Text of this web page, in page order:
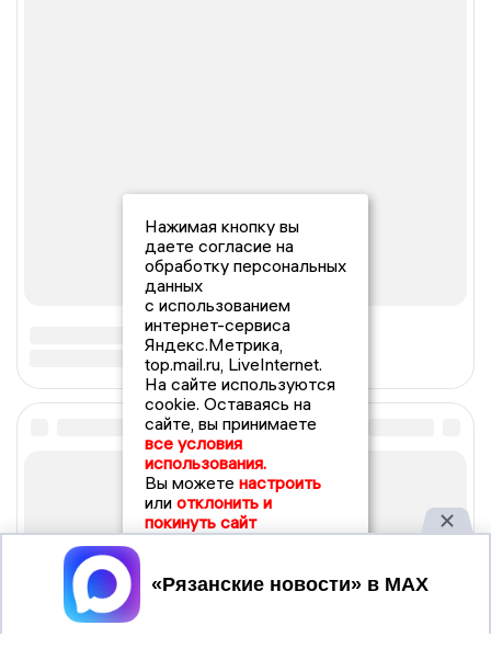
Нажимая кнопку вы
даете согласие на
обработку персональных
данных
с использованием
интернет-сервиса
Яндекс.Метрика,
top.mail.ru, LiveInternet.
На сайте используются
cookie. Оставаясь на
сайте, вы принимаете
все условия
использования.
Вы можете настроить
или отклонить и
покинуть сайт
Принять